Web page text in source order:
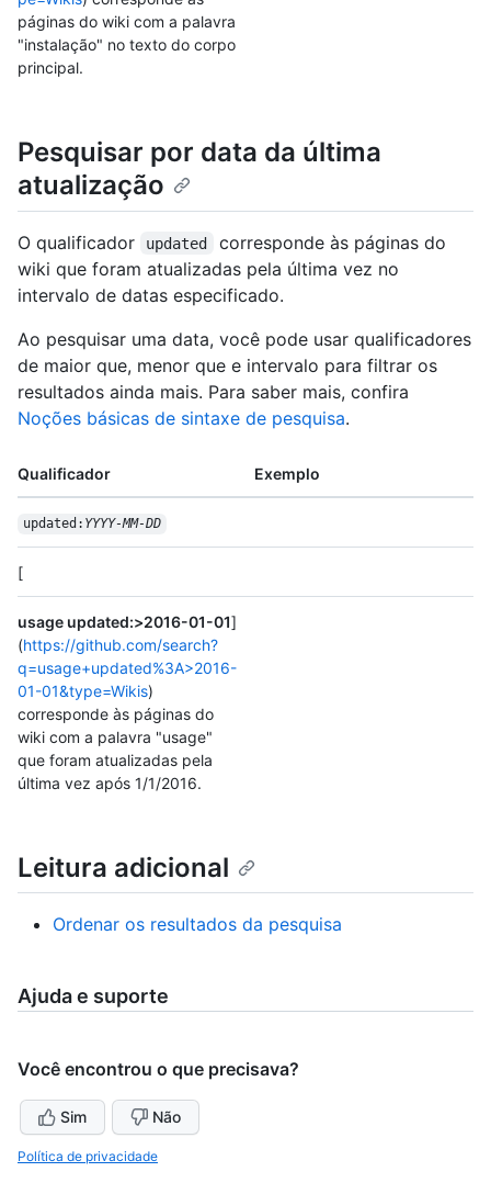
páginas do wiki com a palavra
"instalação" no texto do corpo
principal.
Pesquisar por data da última
atualização
O qualificador updated
corresponde às páginas do
wiki que foram atualizadas pela última vez no
intervalo de datas especificado.
Ao pesquisar uma data, você pode usar qualificadores
de maior que, menor que e intervalo para filtrar os
resultados ainda mais. Para saber mais, confira
Noções básicas de sintaxe de pesquisa.
Qualificador Exemplo
updated: YYYY-MM-DD
[
usage updated:>2016-01-01]
(https://github.com/search?
q=usage+updated%3A>2016-
01-01&type=Wikis)
corresponde às páginas do
wiki com a palavra "usage"
que foram atualizadas pela
última vez após 1/1/2016.
Leitura adicional
Ordenar os resultados da pesquisa
Ajuda e suporte
Você encontrou o que precisava?
Sim Não
Política de privacidade